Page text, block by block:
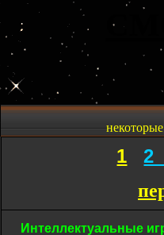
1
Интеллектуальные